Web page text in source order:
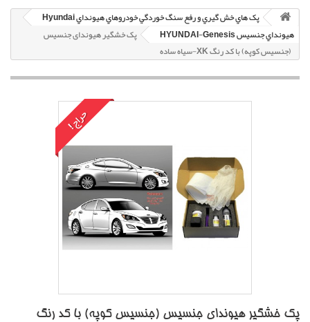
پک هاي خش گيري و رفع سنگ خوردگي خودروهاي هيونداي Hyundai
هيونداي جنسيس HYUNDAI-Genesis
پک خشگير هیوندای جنسیس
(جنسیس کوپه) با کد رنگ XK-سياه ساده
حراج!
پک خشگير هیوندای جنسیس (جنسیس کوپه) با کد رنگ